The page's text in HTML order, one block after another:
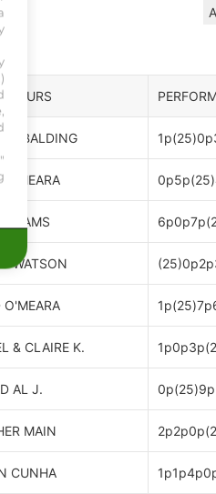
BALDING
O'MEARA
WATSON
O'MEARA
& CLAIRE K.
AL J.
MAIN
CUNHA